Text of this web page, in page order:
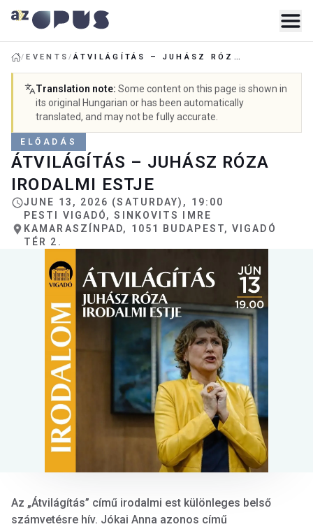
/EVENTS/ ÁTVILÁGÍTÁS – JUHÁSZ RÓZA IRODALMI ESTJE
Translation note: Some content on this page is shown in
its original Hungarian or has been automatically
translated, and may not be fully accurate.
ELŐADÁS
ÁTVILÁGÍTÁS – JUHÁSZ RÓZA
IRODALMI ESTJE
JUNE 13, 2026 (SATURDAY), 19:00
PESTI VIGADÓ, SINKOVITS IMRE
KAMARASZÍNPAD, 1051 BUDAPEST, VIGADÓ
TÉR 2.
Az „Átvilágítás” című irodalmi est különleges belső
számvetésre hív. Jókai Anna azonos című